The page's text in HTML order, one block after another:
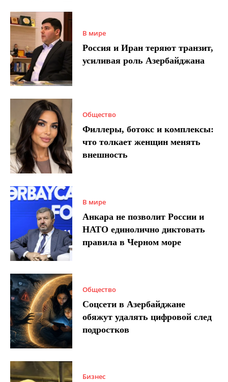
В мире
Россия и Иран теряют транзит,
усиливая роль Азербайджана
Общество
Филлеры, ботокс и комплексы:
что толкает женщин менять
внешность
В мире
Анкара не позволит России и
НАТО единолично диктовать
правила в Черном море
Общество
Соцсети в Азербайджане
обяжут удалять цифровой след
подростков
Бизнес